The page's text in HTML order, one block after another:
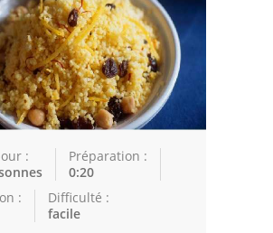
Marocaine
:
Préparation :
0:20
:
Difficulté :
facile